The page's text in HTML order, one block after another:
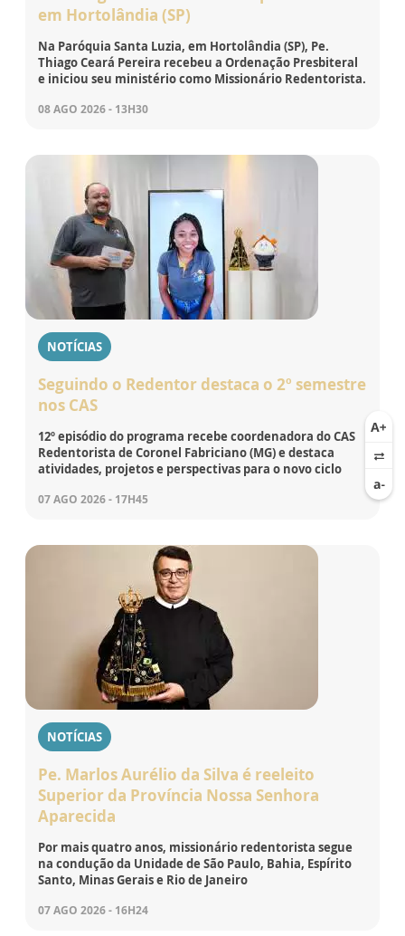
em Hortolândia (SP)
Na Paróquia Santa Luzia, em Hortolândia (SP), Pe.
Thiago Ceará Pereira recebeu a Ordenação Presbiteral
e iniciou seu ministério como Missionário Redentorista.
08 AGO 2026 - 13H30
NOTÍCIAS
Seguindo o Redentor destaca o 2º semestre
nos CAS
12º episódio do programa recebe coordenadora do CAS
Redentorista de Coronel Fabriciano (MG) e destaca
atividades, projetos e perspectivas para o novo ciclo
07 AGO 2026 - 17H45
NOTÍCIAS
Pe. Marlos Aurélio da Silva é reeleito
Superior da Província Nossa Senhora
Aparecida
Por mais quatro anos, missionário redentorista segue
na condução da Unidade de São Paulo, Bahia, Espírito
Santo, Minas Gerais e Rio de Janeiro
07 AGO 2026 - 16H24